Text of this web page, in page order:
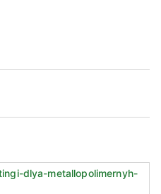
dlya-metallopolimernyh-